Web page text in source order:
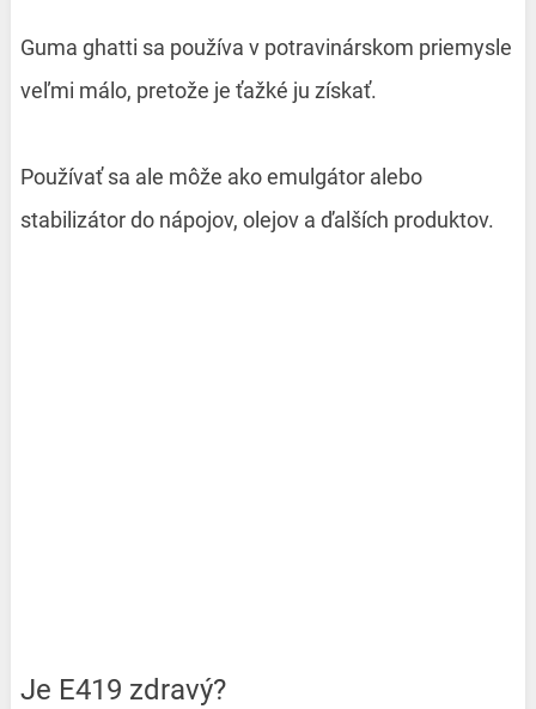
Guma ghatti sa používa v potravinárskom priemysle
veľmi málo, pretože je ťažké ju získať.
Používať sa ale môže ako emulgátor alebo
stabilizátor do nápojov, olejov a ďalších produktov.
Je E419 zdravý?